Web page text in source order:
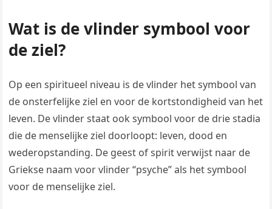
Wat is de vlinder symbool voor
de ziel?
Op een spiritueel niveau is de vlinder het symbool van
de onsterfelijke ziel en voor de kortstondigheid van het
leven. De vlinder staat ook symbool voor de drie stadia
die de menselijke ziel doorloopt: leven, dood en
wederopstanding. De geest of spirit verwijst naar de
Griekse naam voor vlinder “psyche” als het symbool
voor de menselijke ziel.